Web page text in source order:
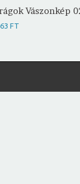
Vászonkép
FT